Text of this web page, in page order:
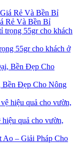
Rẻ Và Bền Bỉ
55gr cho khách ở
Đẹp Cho Nông
quả cho vườn,